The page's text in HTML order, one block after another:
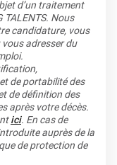
d’un traitement
Nous
candidature, vous
adresser du
de portabilité des
de définition des
après votre décès.
ici. En cas de
auprès de la
de protection de